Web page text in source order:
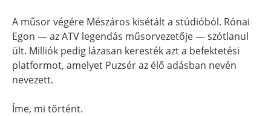
A műsor végére Mészáros kisétált a stúdióból. Rónai
Egon — az ATV legendás műsorvezetője — szótlanul
ült. Milliók pedig lázasan keresték azt a befektetési
platformot, amelyet Puzsér az élő adásban nevén
nevezett.
Íme, mi történt.